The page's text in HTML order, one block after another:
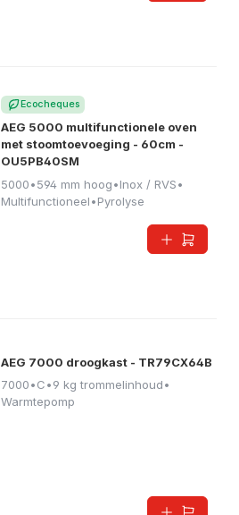
Ecocheques
AEG 5000 multifunctionele oven
met stoomtoevoeging - 60cm -
OU5PB40SM
5000•594 mm hoog•Inox / RVS•
Multifunctioneel•Pyrolyse
AEG 7000 droogkast - TR79CX64B
7000•C•9 kg trommelinhoud•
Warmtepomp